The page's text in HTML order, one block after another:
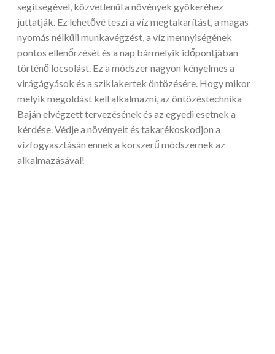
segítségével, közvetlenül a növények gyökeréhez
juttatják. Ez lehetővé teszi a víz megtakarítást, a magas
nyomás nélküli munkavégzést, a víz mennyiségének
pontos ellenőrzését és a nap bármelyik időpontjában
történő locsolást. Ez a módszer nagyon kényelmes a
virágágyások és a sziklakertek öntözésére. Hogy mikor
melyik megoldást kell alkalmazni, az öntözéstechnika
Baján elvégzett tervezésének és az egyedi esetnek a
kérdése. Védje a növényeit és takarékoskodjon a
vízfogyasztásán ennek a korszerű módszernek az
alkalmazásával!